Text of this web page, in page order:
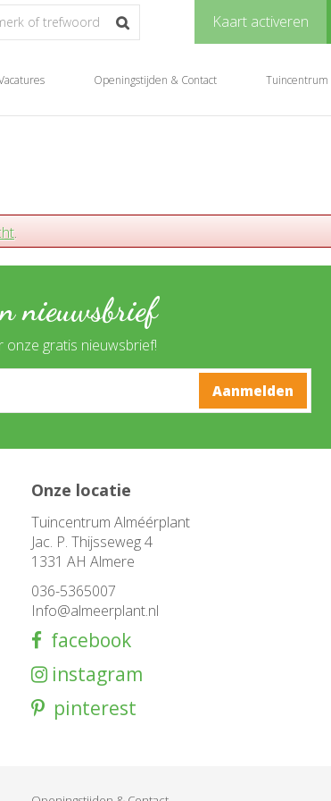
Kaart activeren
Openingstijden & Contact Tuincentrum
.
nieuwsbrief
onze gratis nieuwsbrief!
Onze locatie
Tuincentrum Alméérplant
Jac. P. Thijsseweg 4
1331 AH Almere
036-5365007
Info@almeerplant.nl
facebook
instagram
pinterest